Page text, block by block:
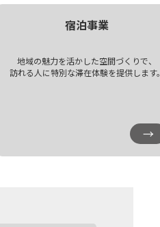
宿泊事業
地域の魅力を活かした空間づくりで、
訪れる人に特別な滞在体験を提供します。
→